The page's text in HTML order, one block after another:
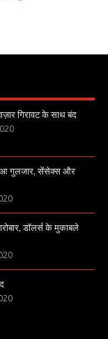
गिरावट के साथ बंद
गुलजार, सेंसेक्स और
डॉलर्स के मुकाबले